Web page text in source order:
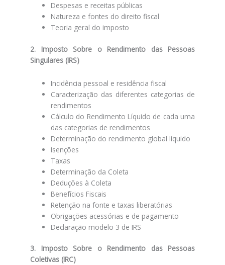
Despesas e receitas públicas
Natureza e fontes do direito fiscal
Teoria geral do imposto
2. Imposto Sobre o Rendimento das Pessoas
Singulares (IRS)
Incidência pessoal e residência fiscal
Caracterização das diferentes categorias de
rendimentos
Cálculo do Rendimento Líquido de cada uma
das categorias de rendimentos
Determinação do rendimento global líquido
Isenções
Taxas
Determinação da Coleta
Deduções à Coleta
Benefícios Fiscais
Retenção na fonte e taxas liberatórias
Obrigações acessórias e de pagamento
Declaração modelo 3 de IRS
3. Imposto Sobre o Rendimento das Pessoas
Coletivas (IRC)